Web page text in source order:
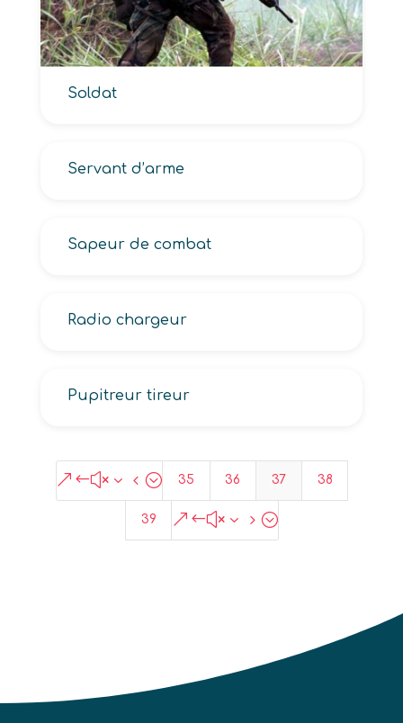
Soldat
Servant d’arme
Sapeur de combat
Radio chargeur
Pupitreur tireur
&#x34; 35 36 37 38
39 &#x35;